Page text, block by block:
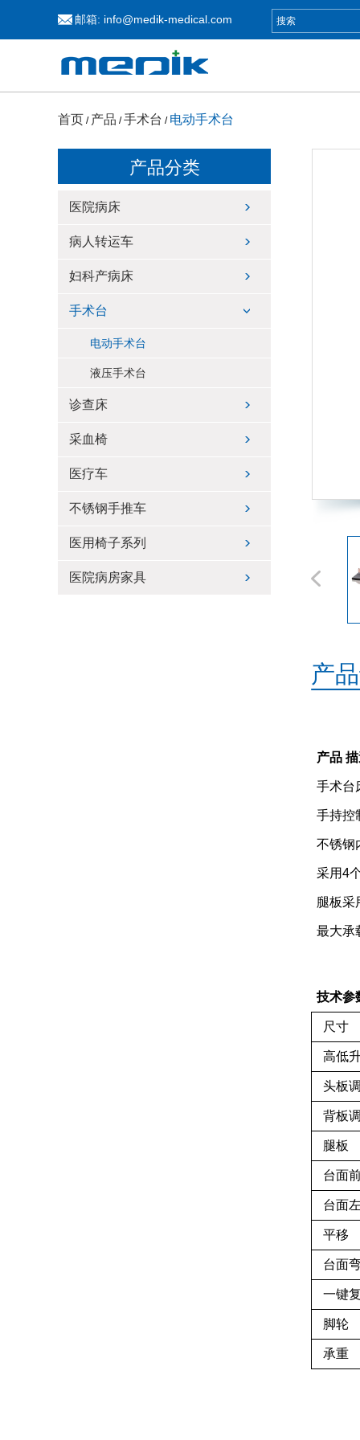
邮箱: info@medik-medical.com
首页 / 产品 /手术台 / 电动手术台
产
产品
手术台
手持控
不锈钢
采用4
腿板采
最大承
技术参
尺寸
高低
头板
背板
腿板
台面
台面
平移
台面
一键
脚轮
承重
产品分类
医院病床
病人转运车
妇科产病床
手术台
电动手术台
液压手术台
诊查床
采血椅
医疗车
不锈钢手推车
医用椅子系列
医院病房家具